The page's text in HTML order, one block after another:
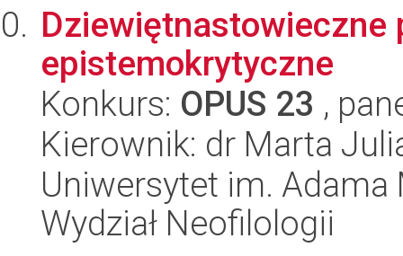
Dziewiętnastowieczne
epistemokrytyczne
Konkurs: OPUS 23 ,
Kierownik: dr Marta
Uniwersytet im.
Wydział Neofilologii